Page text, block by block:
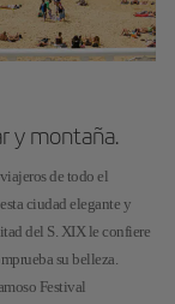
y montaña.
de todo el
ciudad elegante y
del S. XIX le confiere
su belleza.
Festival